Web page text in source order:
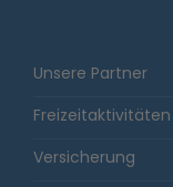
Unsere Partner
Freizeitaktivitäten
Versicherung